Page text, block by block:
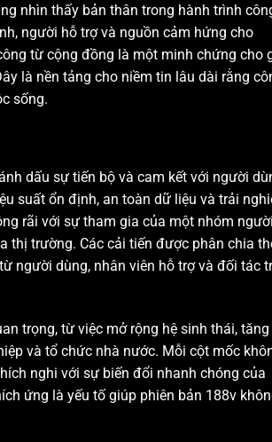
nhìn thấy bản thân trong hành trình
người hỗ trợ và nguồn cảm hứng cho
từ cộng đồng là một minh chứng cho
là nền tảng cho niềm tin lâu dài rằng
sống.
dấu sự tiến bộ và cam kết với người
suất ổn định, an toàn dữ liệu và trải
rãi với sự tham gia của một nhóm người
thị trường. Các cải tiến được phân chia
người dùng, nhân viên hỗ trợ và đối tác
trọng, từ việc mở rộng hệ sinh thái, tăng
và tổ chức nhà nước. Mỗi cột mốc
nghi với sự biến đổi nhanh chóng của
ứng là yếu tố giúp phiên bản 188v